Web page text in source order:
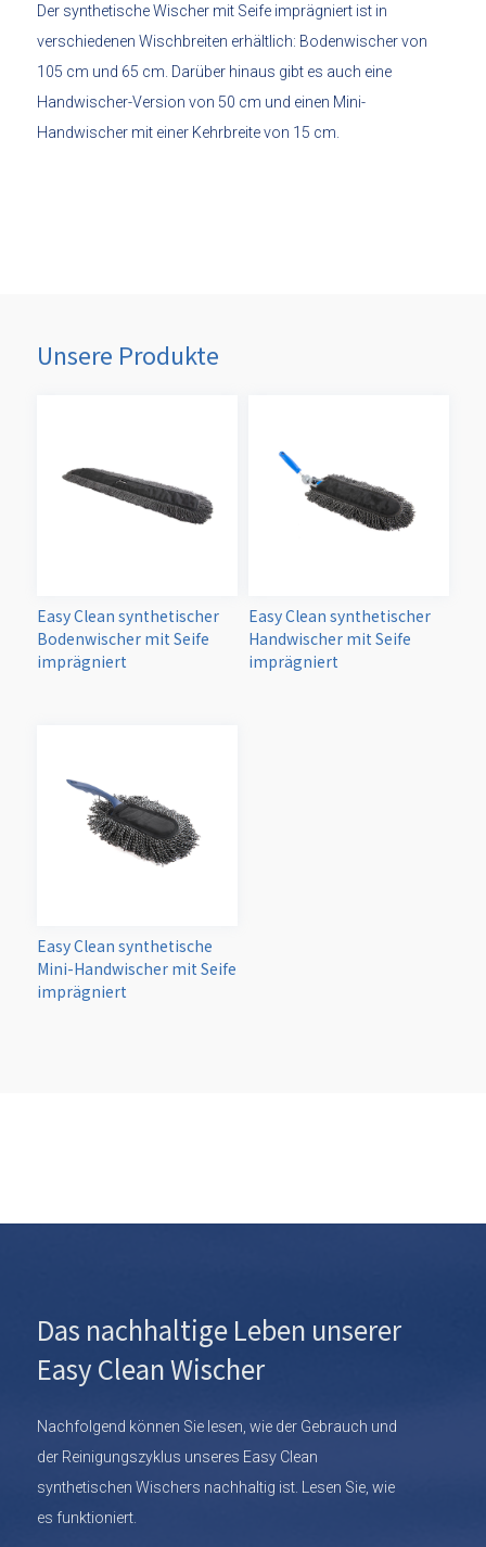
Der synthetische Wischer mit Seife imprägniert ist in
verschiedenen Wischbreiten erhältlich: Bodenwischer von
105 cm und 65 cm. Darüber hinaus gibt es auch eine
Handwischer-Version von 50 cm und einen Mini-
Handwischer mit einer Kehrbreite von 15 cm.
Unsere Produkte
Easy Clean synthetischer
Bodenwischer mit Seife
imprägniert
Easy Clean synthetischer
Handwischer mit Seife
imprägniert
Easy Clean synthetische
Mini-Handwischer mit Seife
imprägniert
Das nachhaltige Leben unserer
Easy Clean Wischer
Nachfolgend können Sie lesen, wie der Gebrauch und
der Reinigungszyklus unseres Easy Clean
synthetischen Wischers nachhaltig ist. Lesen Sie, wie
es funktioniert.